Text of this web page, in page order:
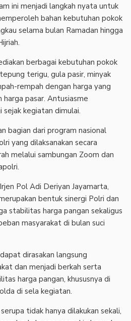
ini menjadi langkah nyata untuk
bahan kebutuhan pokok
selama bulan Ramadan hingga
berbagai kebutuhan pokok
terigu, gula pasir, minyak
rempah dengan harga yang
harga pasar. Antusiasme
kegiatan dimulai.
bagian dari program nasional
yang dilaksanakan secara
melalui sambungan Zoom dan
Pol Adi Deriyan Jayamarta,
bentuk sinergi Polri dan
stabilitas harga pangan sekaligus
masyarakat di bulan suci
dirasakan langsung
dan menjadi berkah serta
harga pangan, khususnya di
di sela kegiatan.
tidak hanya dilakukan sekali,